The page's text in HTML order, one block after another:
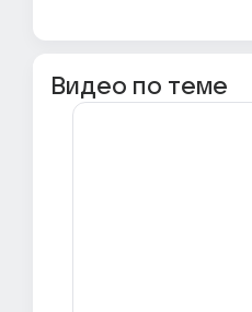
Видео по теме